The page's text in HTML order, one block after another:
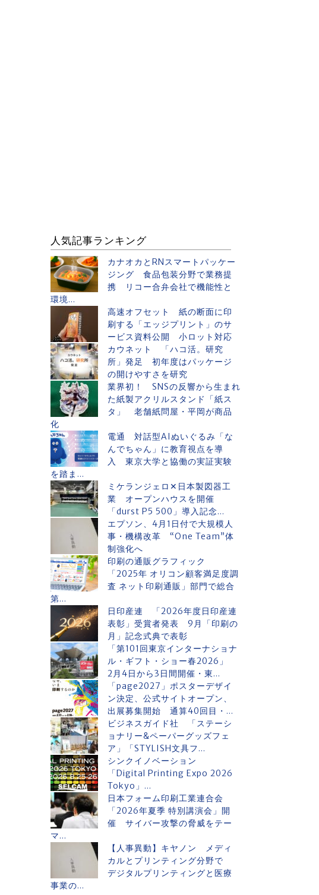
人気記事ランキング
カナオカとRNスマートパッケー
ジング 食品包装分野で業務提
携 リコー合弁会社で機能性と
環境...
高速オフセット 紙の断面に印
刷する「エッジプリント」のサ
ービス資料公開 小ロット対応
カウネット 「ハコ活。研究
所」発足 初年度はパッケージ
の開けやすさを研究
業界初！ SNSの反響から生まれ
た紙製アクリルスタンド「紙ス
タ」 老舗紙問屋・平岡が商品
化
電通 対話型AIぬいぐるみ「な
んでちゃん」に教育視点を導
入 東京大学と協働の実証実験
を踏ま...
ミケランジェロ✕日本製図器工
業 オープンハウスを開催
「durst P5 500」導入記念...
エプソン、4月1日付で大規模人
事・機構改革 “One Team”体
制強化へ
印刷の通販グラフィック
「2025年 オリコン顧客満足度調
査 ネット印刷通販」部門で総合
第...
日印産連 「2026年度日印産連
表彰」受賞者発表 9月「印刷の
月」記念式典で表彰
「第101回東京インターナショナ
ル・ギフト・ショー春2026」
2月4日から3日間開催・東...
「page2027」ポスターデザイ
ン決定、公式サイトオープン、
出展募集開始 通算40回目・...
ビジネスガイド社 「ステーシ
ョナリー&ペーパーグッズフェ
ア」「STYLISH文具フ...
シンクイノベーション
「Digital Printing Expo 2026
Tokyo」...
日本フォーム印刷工業連合会
「2026年夏季 特別講演会」開
催 サイバー攻撃の脅威をテー
マ...
【人事異動】キヤノン メディ
カルとプリンティング分野で
デジタルプリンティングと医療
事業の...